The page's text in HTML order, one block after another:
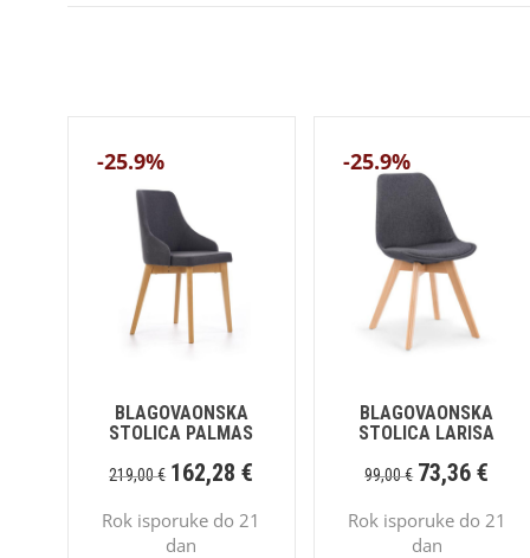
-25.9%
BLAGOVAONSKA
STOLICA PALMAS
219,00€ 162,28€
Rok isporuke do 21
dan
-25.9%
BLAGOVAONSKA
STOLICA LARISA
99,00€ 73,36€
Rok isporuke do 21
dan